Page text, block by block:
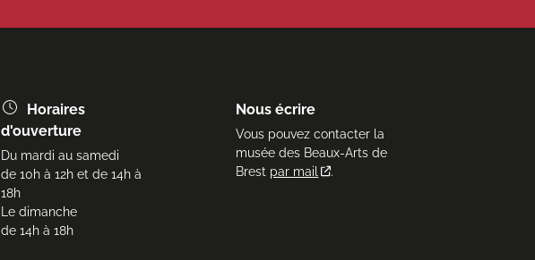
Horaires
d'ouverture
Du mardi au samedi
de 10h à 12h et de 14h à
18h
Le dimanche
de 14h à 18h
Nous écrire
Vous pouvez contacter la
musée des Beaux-Arts de
Brest par mail .